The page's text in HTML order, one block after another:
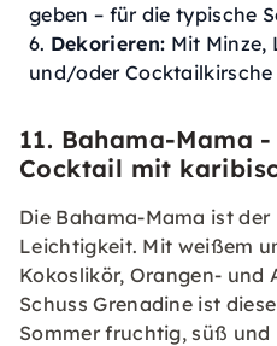
geben – für die typische
Dekorieren: Mit Minze,
und/oder Cocktailkirsche
11. Bahama-Mama
Cocktail mit
Die Bahama-Mama ist
Leichtigkeit. Mit weißem
Kokoslikör, Orangen- und
Schuss Grenadine ist
Sommer fruchtig, süß